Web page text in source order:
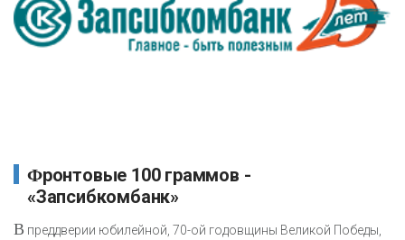
Фронтовые 100 граммов -
«Запсибкомбанк»
В преддверии юбилейной, 70-ой годовщины Великой Победы,